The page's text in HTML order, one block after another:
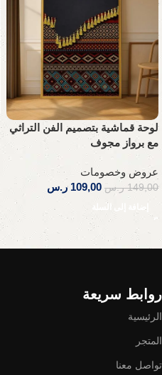
لوحة قماشية بتصميم الفن التراثي
مع برواز مجوف
عروض وخصومات
149,00 ر.س 109,00 ر.س
إضافة إلى السلة
Read More
روابط سريعة
الرئيسية
المتجر
تواصل معنا